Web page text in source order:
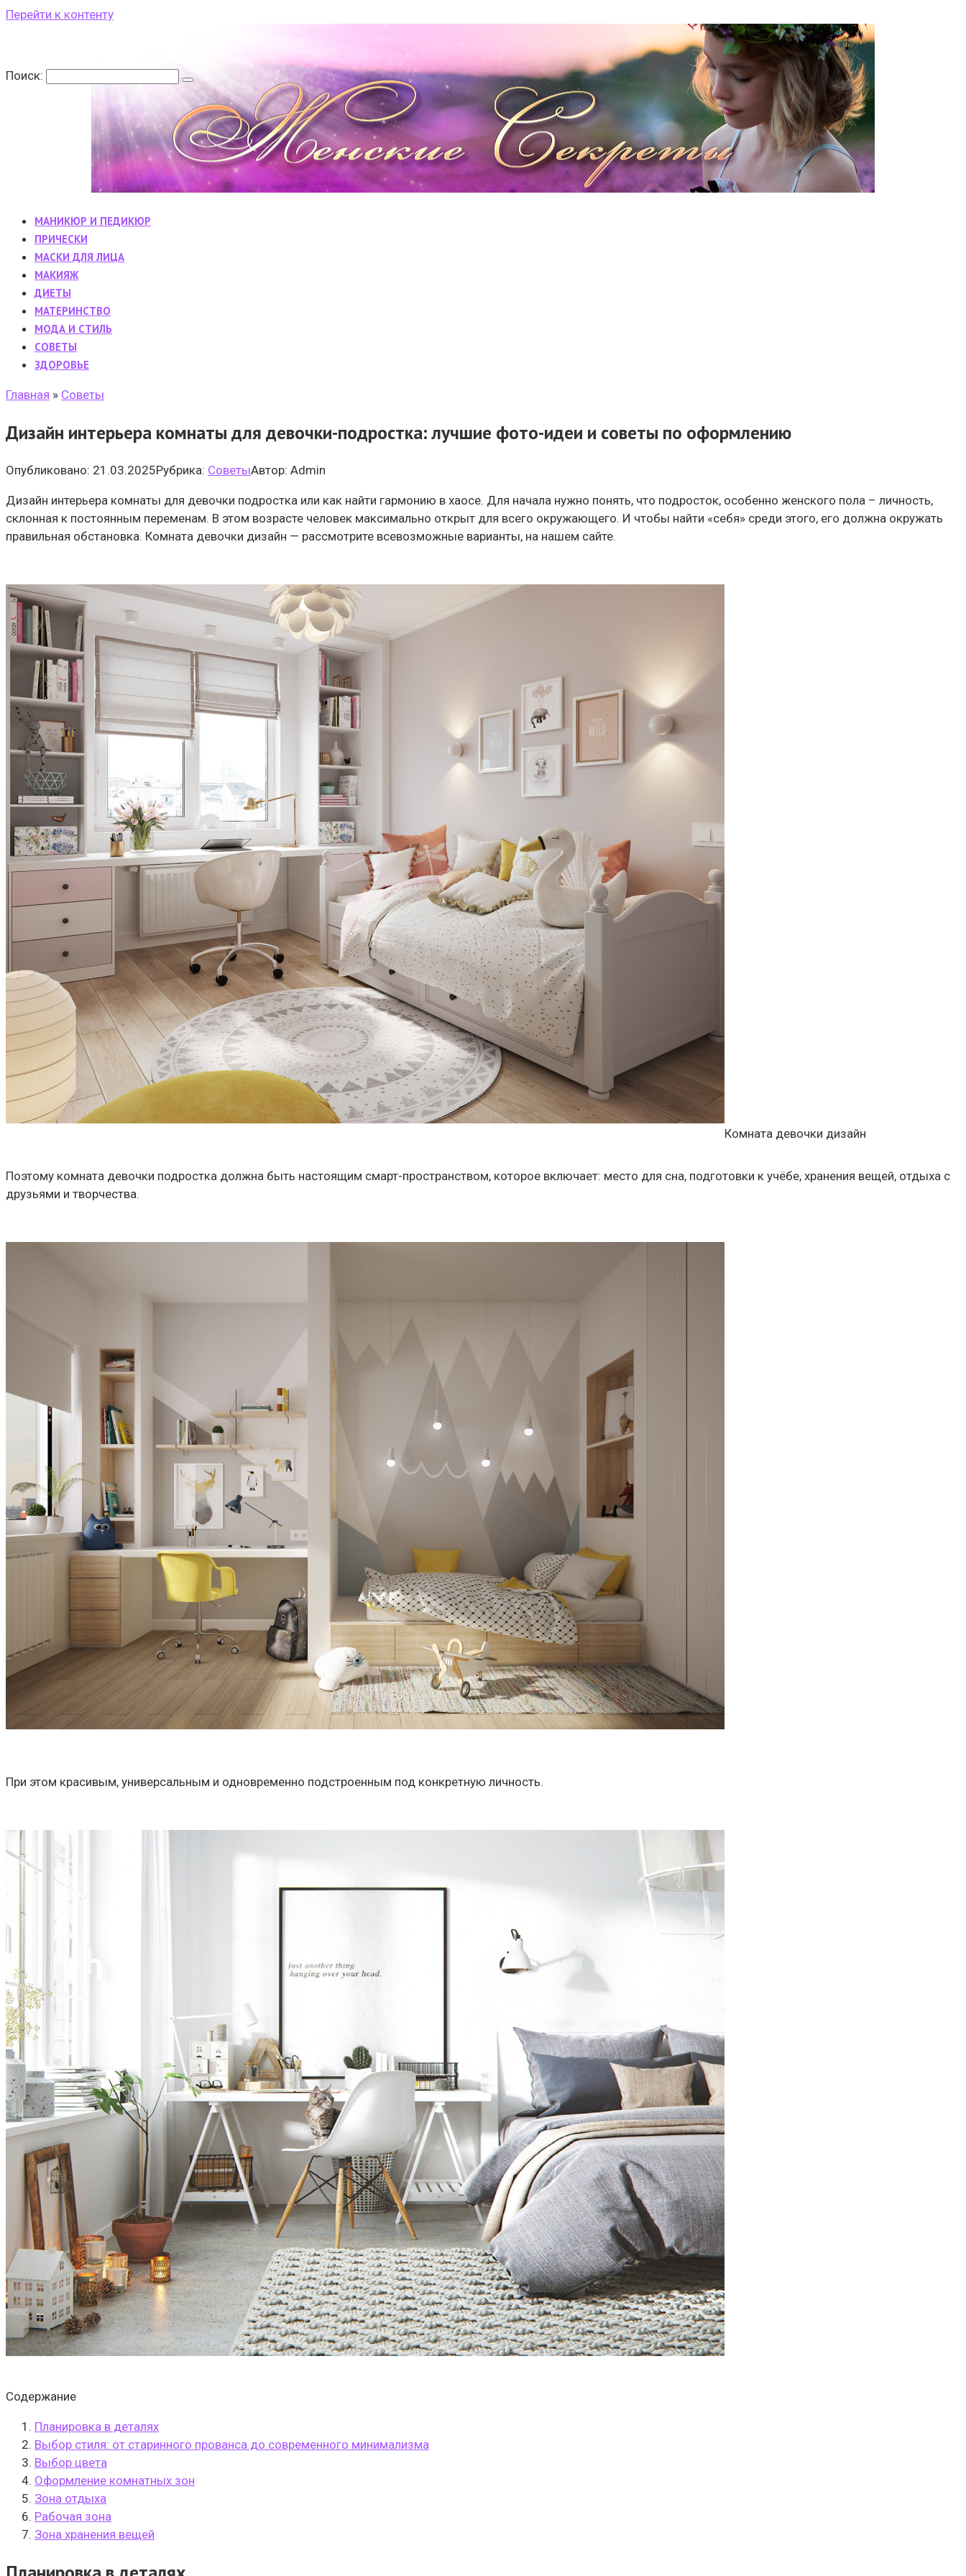
Перейти к контенту
Поиск:
МАНИКЮР И ПЕДИКЮР
ПРИЧЕСКИ
МАСКИ ДЛЯ ЛИЦА
МАКИЯЖ
ДИЕТЫ
МАТЕРИНСТВО
МОДА И СТИЛЬ
CОВЕТЫ
ЗДОРОВЬЕ
Главная » Cоветы
Дизайн интерьера комнаты для девочки-подростка: лучшие фото-идеи и советы по оформлению
Опубликовано: 21.03.2025Рубрика: CоветыАвтор: Admin
Дизайн интерьера комнаты для девочки подростка или как найти гармонию в хаосе. Для начала нужно понять, что подросток, особенно женского пола – личность,
склонная к постоянным переменам. В этом возрасте человек максимально открыт для всего окружающего. И чтобы найти «себя» среди этого, его должна окружать
правильная обстановка. Комната девочки дизайн — рассмотрите всевозможные варианты, на нашем сайте.
Комната девочки дизайн
Поэтому комната девочки подростка должна быть настоящим смарт-пространством, которое включает: место для сна, подготовки к учёбе, хранения вещей, отдыха с
друзьями и творчества.
При этом красивым, универсальным и одновременно подстроенным под конкретную личность.
Содержание
Планировка в деталях
Выбор стиля: от старинного прованса до современного минимализма
Выбор цвета
Оформление комнатных зон
Зона отдыха
Рабочая зона
Зона хранения вещей